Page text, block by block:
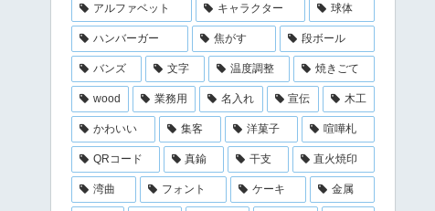
アルファベット キャラクター 球体
ハンバーガー 焦がす 段ボール
バンズ 文字 温度調整 焼きごて
wood 業務用 名入れ 宣伝 木工
かわいい 集客 洋菓子 喧嘩札
QRコード 真鍮 干支 直火焼印
湾曲 フォント ケーキ 金属